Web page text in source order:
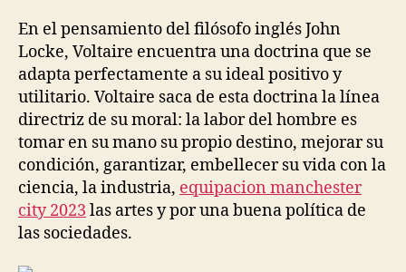
En el pensamiento del filósofo inglés John
Locke, Voltaire encuentra una doctrina que se
adapta perfectamente a su ideal positivo y
utilitario. Voltaire saca de esta doctrina la línea
directriz de su moral: la labor del hombre es
tomar en su mano su propio destino, mejorar su
condición, garantizar, embellecer su vida con la
ciencia, la industria, equipacion manchester
city 2023 las artes y por una buena política de
las sociedades.